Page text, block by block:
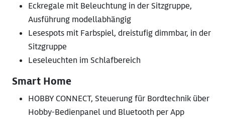
Eckregale mit Beleuchtung in der Sitzgruppe,
Ausführung modellabhängig
Lesespots mit Farbspiel, dreistufig dimmbar, in der
Sitzgruppe
Leseleuchten im Schlafbereich
Smart Home
HOBBY CONNECT, Steuerung für Bordtechnik über
Hobby-Bedienpanel und Bluetooth per App